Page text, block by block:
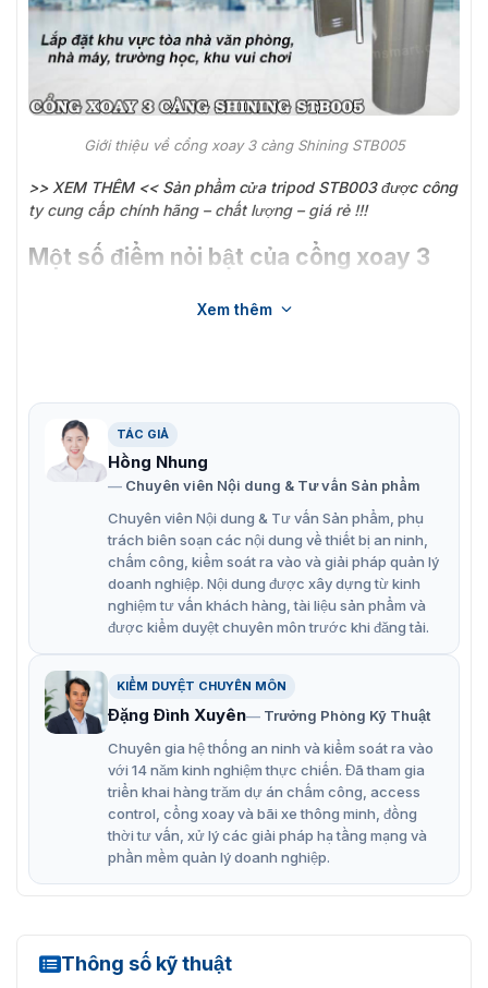
Giới thiệu về cổng xoay 3 càng Shining STB005
>> XEM THÊM << Sản phẩm cửa tripod STB003được công
ty cung cấp chính hãng – chất lượng – giá rẻ !!!
Một số điểm nỏi bật của cổng xoay 3
xác, rõ ràng. Ngăn chặn và giảm thiểu các trường hợp
ra/vào bất hợp pháp.
Chất liệu cao cấp: Cổng được chế tạo từ thép không
gỉ, bền bỉ và sang trọng.
Hoạt động linh hoạt: Có thể thiết lập chế độ quay
một chiều hoặc hai chiều.
An toàn và tiện lợi: Tự động khóa cánh tay sau khi sử
dụng và tự động mở khi mất điện.
hướng đi và xác nhận truy cập.
Bảo mật nâng cao : Khả năng tích hợp với hệ thống
thẻ từ, vân tay hoặc mã số.
Chức năng khóa an toàn: Cổng tự động khóa nếu
người dùng không đi qua trong thời gian quy định
sau khi xác thực.
Đơn vị cung cấp cửa xoay 3 càng
Cổng xoay 3 càng STB005 hiện đang được cung cấp
Xem thêm
TÁC GIẢ
Hồng Nhung
Chuyên viên Nội dung & Tư vấn Sản phẩm
Chuyên viên Nội dung & Tư vấn Sản phẩm, phụ
trách biên soạn các nội dung về thiết bị an ninh,
chấm công, kiểm soát ra vào và giải pháp quản lý
doanh nghiệp. Nội dung được xây dựng từ kinh
nghiệm tư vấn khách hàng, tài liệu sản phẩm và
được kiểm duyệt chuyên môn trước khi đăng tải.
KIỂM DUYỆT CHUYÊN MÔN
Đặng Đình Xuyên
Trưởng Phòng Kỹ Thuật
Chuyên gia hệ thống an ninh và kiểm soát ra vào
với 14 năm kinh nghiệm thực chiến. Đã tham gia
triển khai hàng trăm dự án chấm công, access
control, cổng xoay và bãi xe thông minh, đồng
thời tư vấn, xử lý các giải pháp hạ tầng mạng và
phần mềm quản lý doanh nghiệp.
Thông số kỹ thuật
STB005